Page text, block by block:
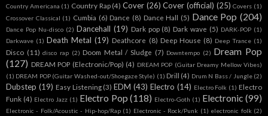
Country Americana (1) Country Rap (4) Cover (26) Cover (official) (25) Covers (1)
Crossover Classical (1) Cumbia (6) Dance (8) Dance Hall (5) Dance Pop (204)
Dance Pop Nu-disco (2) Dancehall (19) Dark pop (8) Dark wave (5) DARK-POP (1)
Darkwave (1) Death Metal (19) Deathcore (8) Deep House (8) Deep Trance (1)
Disco (11) disco rap (2) Doom Metal / Sludge (7) Downtempo (2) Dream Pop
(127) DREAM POP (Electronic/Pop) (4) DREAM POP (Guitar Dreamy Mellow Vibes)
(1) DREAM POP (Guitar Washed-out/Shoegaze Style) (1) Drill (4) Drum N Bass / Jungle (2)
Dubstep (19) Easy Listening (3) EDM (43) Electro (14) Electro Folk (1) Electro
Funk (4) Electro Jazz (1) Electro Pop (118) Electro-Goth (1) Electronic (99)
Electronic - Folk/Acoustic - Hip-hop/Rap (1) Electronic - Rock/Punk (1) electronic folk (2)